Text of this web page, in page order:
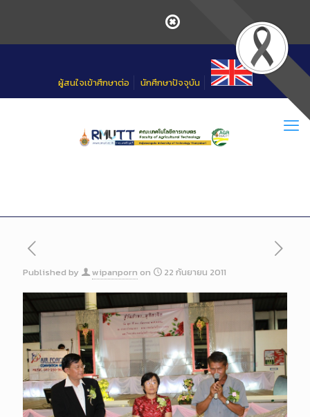
ผู้สนใจเข้าศึกษาต่อ นักศึกษาปัจจุบัน
Published by wipanporn on 22 กันยายน 2011